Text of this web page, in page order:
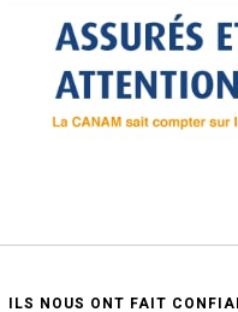
ILS NOUS ONT FAIT